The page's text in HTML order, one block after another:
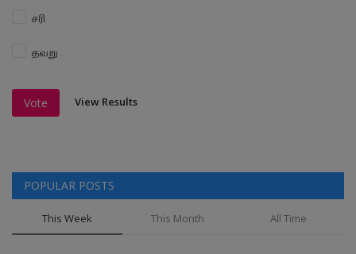
சரி
தவறு
Vote View Results
POPULAR POSTS
This Week This Month All Time